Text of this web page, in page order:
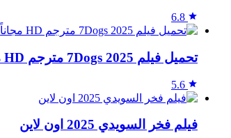
6.8
تحميل فيلم 7Dogs 2025 مترجم HD مجاناً
5.6
فيلم فخر السويدي 2025 اون لاين